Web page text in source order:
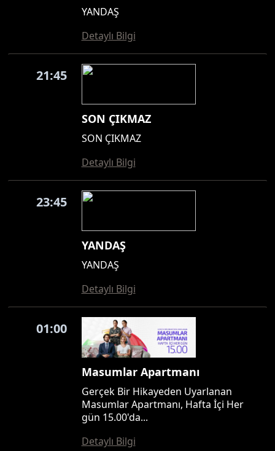
YANDAŞ
Detaylı Bilgi
21:45
SON ÇIKMAZ
SON ÇIKMAZ
Detaylı Bilgi
23:45
YANDAŞ
YANDAŞ
Detaylı Bilgi
01:00
Masumlar Apartmanı
Gerçek Bir Hikayeden Uyarlanan
Masumlar Apartmanı, Hafta İçi Her
gün 15.00'da...
Detaylı Bilgi